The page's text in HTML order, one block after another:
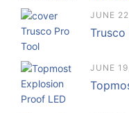
JUNE
Trusco
JUNE